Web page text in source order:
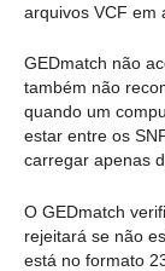
arquivos VCF em
GEDmatch não
também não
quando um
estar entre os
carregar apenas
O GEDmatch
rejeitará se não
está no formato